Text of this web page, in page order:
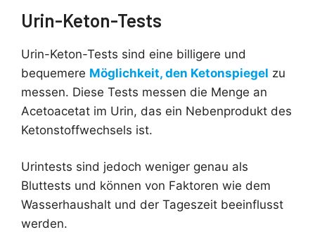
Urin-Keton-Tests
Urin-Keton-Tests sind eine billigere und
bequemere Möglichkeit, den Ketonspiegel zu
messen. Diese Tests messen die Menge an
Acetoacetat im Urin, das ein Nebenprodukt des
Ketonstoffwechsels ist.
Urintests sind jedoch weniger genau als
Bluttests und können von Faktoren wie dem
Wasserhaushalt und der Tageszeit beeinflusst
werden.